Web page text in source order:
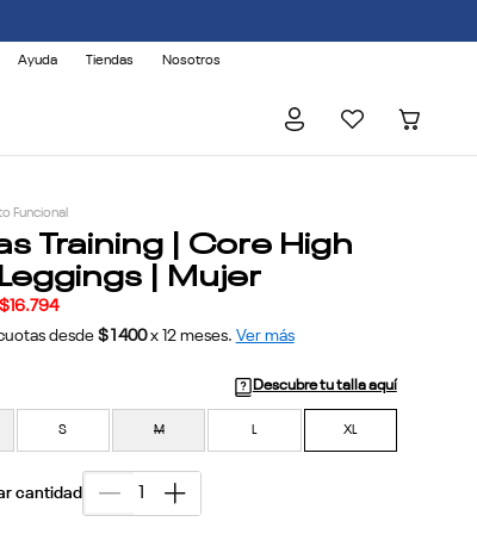
Ayuda Tiendas Nosotros
Funcional
Training | Core High
| Mujer
$16.794
desde $1400 x 12meses. Ver más
Descubre tu talla aquí
S M L XL